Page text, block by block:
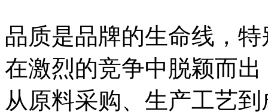
品质是品牌的生命线，
在激烈的竞争中脱颖而
从原料采购、生产工艺